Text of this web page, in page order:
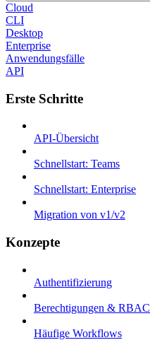
Cloud
CLI
Desktop
Enterprise
Anwendungsfälle
API
Erste Schritte
API-Übersicht
Schnellstart: Teams
Schnellstart: Enterprise
Migration von v1/v2
Konzepte
Authentifizierung
Berechtigungen & RBAC
Häufige Workflows